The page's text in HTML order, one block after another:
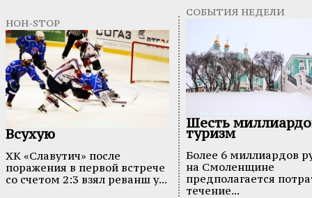
НОН-STOP
Всухую
ХК «Славутич» после
поражения в первой встрече
со счетом 2:3 взял реванш у...
СОБЫТИЯ НЕДЕЛИ
Шесть
туризм
Более 6 миллиардов
на Смоленщине
предполагается
течение...